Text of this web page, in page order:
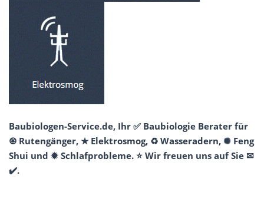
Baubiologen-Service.de, Ihr ✅ Baubiologie Berater für
♼ Rutengänger, ★ Elektrosmog, ♻ Wasseradern, ✺ Feng
Shui und ✹ Schlafprobleme. ⭐ Wir freuen uns auf Sie ✉
✔️.